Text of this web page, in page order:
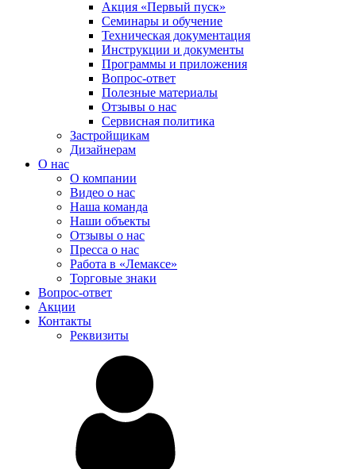
Акция «Первый пуск»
Семинары и обучение
Техническая документация
Инструкции и документы
Программы и приложения
Вопрос-ответ
Полезные материалы
Отзывы о нас
Сервисная политика
Застройщикам
Дизайнерам
О нас
О компании
Видео о нас
Наша команда
Наши объекты
Отзывы о нас
Пресса о нас
Работа в «Лемаксе»
Торговые знаки
Вопрос-ответ
Акции
Контакты
Реквизиты